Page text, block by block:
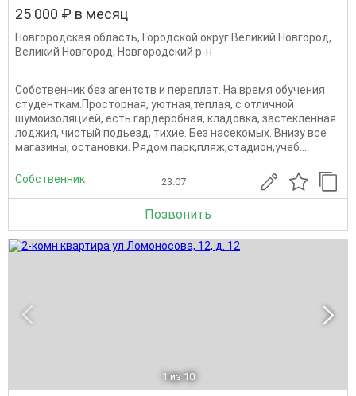
25 000 ₽ в месяц
Новгородская область, Городской округ Великий Новгород,
Великий Новгород, Новгородский р-н
Собственник без агентств и переплат. На время обучения
студенткам.Просторная, уютная,теплая, с отличной
шумоизоляцией, есть гардеробная, кладовка, застекленная
лоджия, чистый подьезд, тихие. Без насекомых. Внизу все
магазины, остановки. Рядом парк,пляж,стадион,учеб....
Собственник 23.07
Позвонить
1 из 10